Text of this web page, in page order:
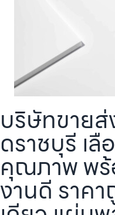
บริษัทขาย
ดราชบุรี เ
คุณภาพ พร้
งานดี ราค